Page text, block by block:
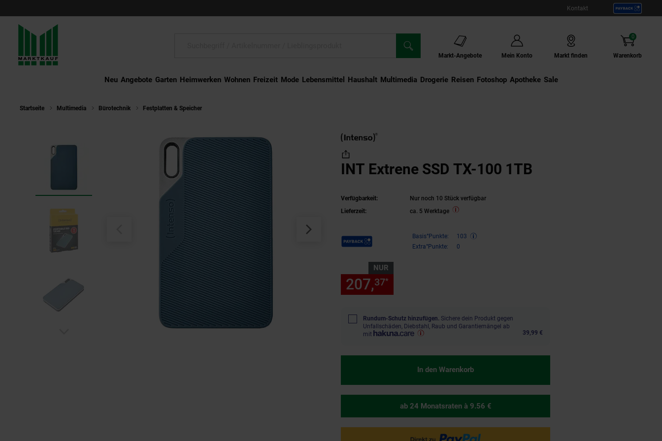
Kontakt
Markt-Angebote Mein Konto Markt finden Warenkorb
0
Artikel
Neu Angebote Garten Heimwerken Wohnen Freizeit Mode Lebensmittel Haushalt Multimedia Drogerie Externer Link:
Reisen Externer Link:
Fotoshop Externer Link:
Apotheke Sale
Startseite Multimedia Bürotechnik Festplatten & Speicher
INT Extrene SSD TX-100 1TB
Verfügbarkeit:
Nur noch 10 Stück verfügbar
Lieferzeit:
ca. 5 Werktage
Payback Punkte Basis°Punkte:
103
Extra°Punkte:
0
NUR
207,37*
Rundum-Schutz hinzufügen. Sichere dein Produkt gegen
Unfallschäden, Diebstahl, Raub und Garantiemängel ab
mit
39,99 €
In den Warenkorb
ab 24 Monatsraten à 9.56 €